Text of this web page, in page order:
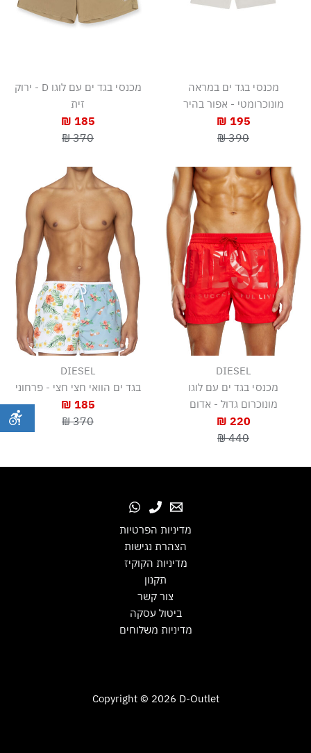
מכנסי בגד ים במראה
מונוכרומטי - אפור בהיר
195 ₪
390 ₪
מכנסי בגד ים עם לוגו D - ירוק
זית
185 ₪
370 ₪
DIESEL
מכנסי בגד ים עם לוגו
מונוכרום גדול - אדום
220 ₪
440 ₪
DIESEL
בגד ים הוואי חצי חצי - פרחוני
185 ₪
370 ₪
מדיניות הפרטיות
הצהרת נגישות
מדיניות הקוקיז
תקנון
צור קשר
ביטול עסקה
מדיניות משלוחים
Copyright © 2026 D-Outlet